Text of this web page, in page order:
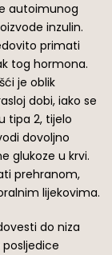
autoimunog
inzulin.
primati
tog hormona.
je oblik
dobi, iako se
tipa 2, tijelo
dovoljno
glukoze u krvi.
prehranom,
lijekovima.
do niza